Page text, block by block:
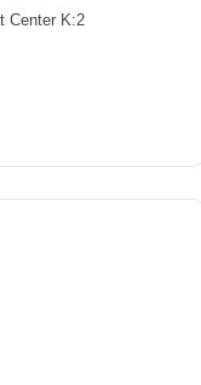
Center K:2